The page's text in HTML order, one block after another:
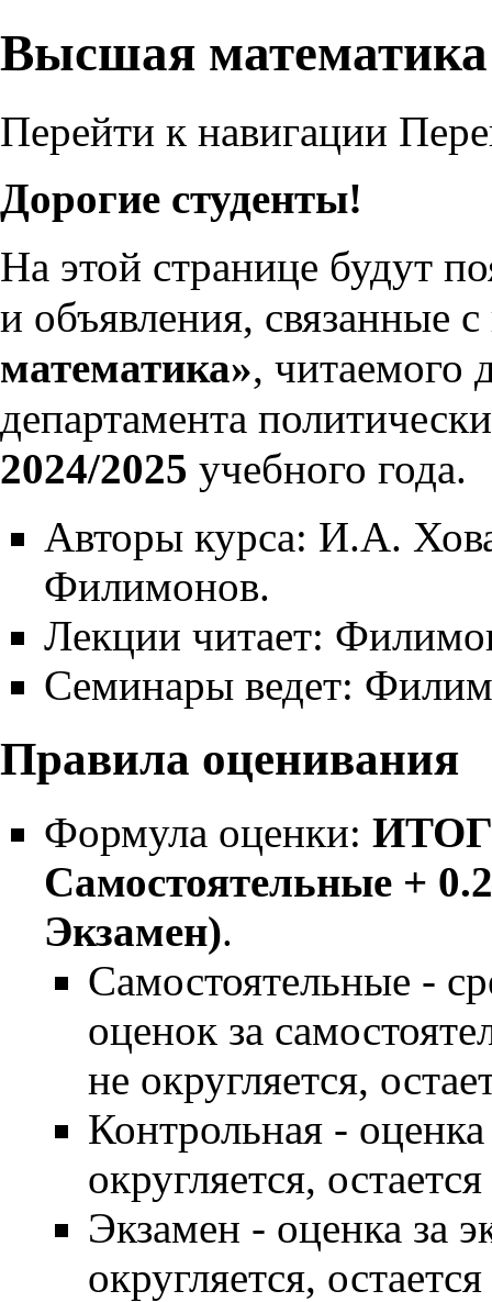
Высшая математика
Перейти к навигации
Дорогие студенты!
На этой странице будут
и объявления, связанные
математика», читаемого
департамента
2024/2025 учебного года.
Авторы курса: И.А.
Филимонов.
Лекции читает:
Семинары ведет:
Правила оценивания
Формула оценки: ИТОГ
Самостоятельные +
Экзамен).
Самостоятельные -
оценок за
не округляется,
Контрольная -
округляется,
Экзамен - оценка за
округляется,